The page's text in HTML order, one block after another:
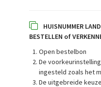
HUISNUMMER
BESTELLEN of
Open bestelbon
De
ingesteld zoals het
De uitgebreide